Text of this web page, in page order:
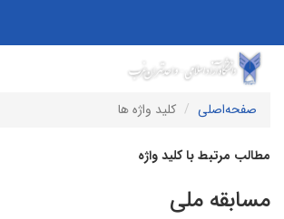
صفحه‌اصلی
کلید واژه ها
مرتبط با کلید واژه
ملی